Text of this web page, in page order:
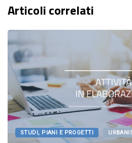
Articoli correlati
STUDI, PIANI E PROGETTI URBANISTICA